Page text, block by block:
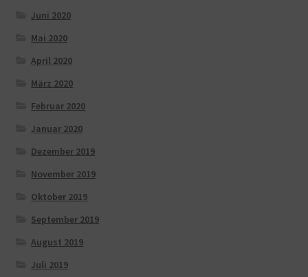
Juni 2020
Mai 2020
April 2020
März 2020
Februar 2020
Januar 2020
Dezember 2019
November 2019
Oktober 2019
September 2019
August 2019
Juli 2019